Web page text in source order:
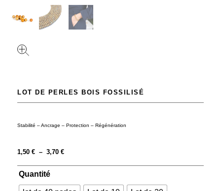
LOT DE PERLES BOIS FOSSILISÉ
Stabilité – Ancrage – Protection – Régénération
1,50 € – 3,70 €
Quantité